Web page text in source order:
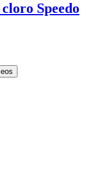
Speedo